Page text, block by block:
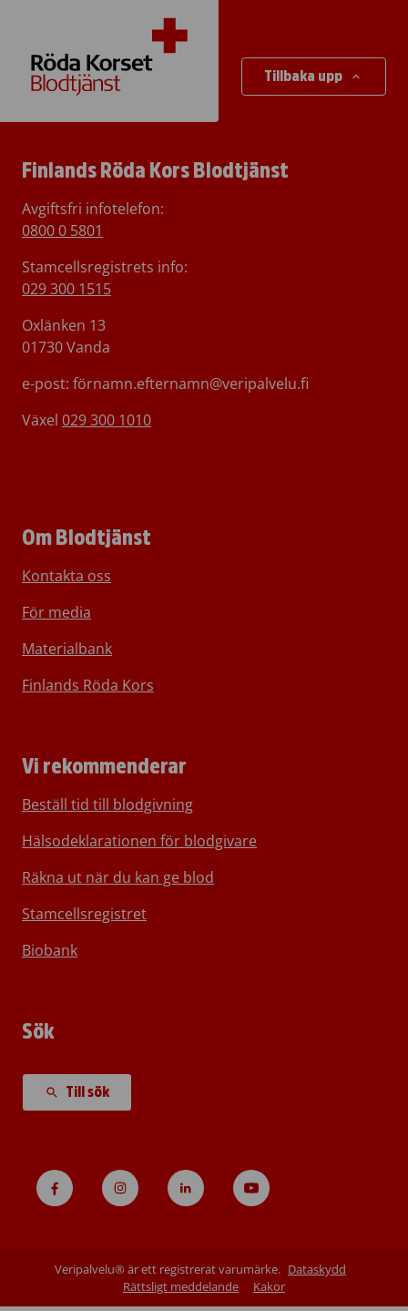
Tillbaka upp
Finlands Röda Kors Blodtjänst
Avgiftsfri infotelefon:
0800 0 5801
Stamcellsregistrets info:
029 300 1515
Oxlänken 13
01730 Vanda
e-post: förnamn.efternamn@veripalvelu.fi
Växel 029 300 1010
Om Blodtjänst
Kontakta oss
För media
Materialbank
Finlands Röda Kors
Vi rekommenderar
Beställ tid till blodgivning
Hälsodeklarationen för blodgivare
Räkna ut när du kan ge blod
Stamcellsregistret
Biobank
Sök
Till sök
Veripalvelu® är ett registrerat varumärke. Dataskydd
Rättsligt meddelande
Kakor